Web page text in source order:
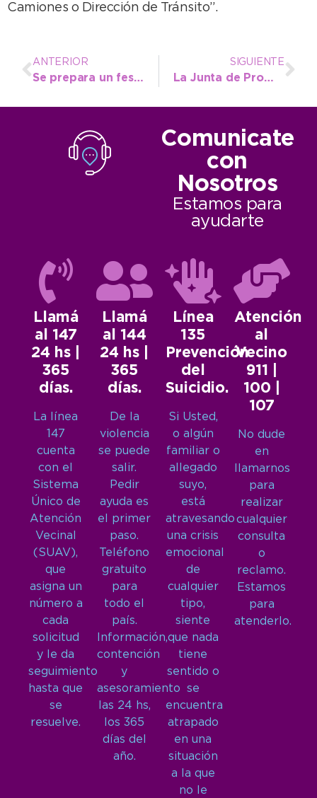
Camiones o Dirección de Tránsito”.
ANTERIOR
Se prepara un festejo por el Día de la Niñez en Santamarina
SIGUIENTE
La Junta de Promociones informó el cronograma de defensa para los cargos en el área de Salud
Comunicate
con
Nosotros
Estamos para
ayudarte
Llamá
al 147
24 hs |
365
días.
La línea
147
cuenta
con el
Sistema
Único de
Atención
Vecinal
(SUAV),
que
asigna un
número a
cada
solicitud
y le da
seguimiento
hasta que
se
resuelve.
Llamá
al 144
24 hs |
365
días.
De la
violencia
se puede
salir.
Pedir
ayuda es
el primer
paso.
Teléfono
gratuito
para
todo el
país.
Información,
contención
y
asesoramiento
las 24 hs,
los 365
días del
año.
Línea
135
Prevención
del
Suicidio.
Si Usted,
o algún
familiar o
allegado
suyo,
está
atravesando
una crisis
emocional
de
cualquier
tipo,
siente
que nada
tiene
sentido o
se
encuentra
atrapado
en una
situación
a la que
no le
Atención
al
Vecino
911 |
100 |
107
No dude
en
llamarnos
para
realizar
cualquier
consulta
o
reclamo.
Estamos
para
atenderlo.